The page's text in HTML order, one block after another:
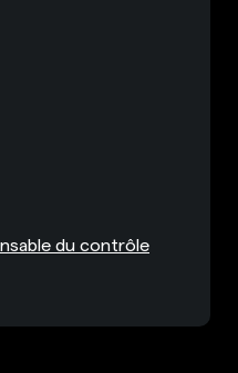
du contrôle